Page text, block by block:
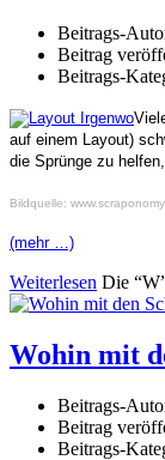
Beitrags-
Beitrag
Beitrags-
auf einem Layout)
die Sprünge zu
Bildquelle:
(mehr …)
Weiterlesen Die
Wohin mit
Beitrags-
Beitrag
Beitrags-